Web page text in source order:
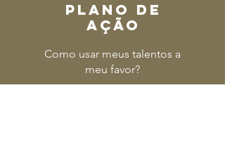
PLANO DE
AÇÃO
Como usar meus talentos a
meu favor?